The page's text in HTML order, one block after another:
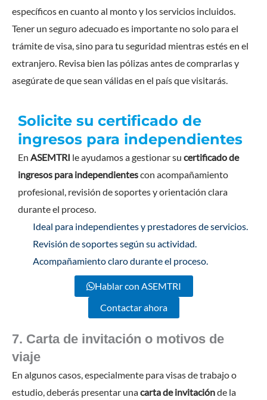
específicos en cuanto al monto y los servicios incluidos.
Tener un seguro adecuado es importante no solo para el
trámite de visa, sino para tu seguridad mientras estés en el
extranjero. Revisa bien las pólizas antes de comprarlas y
asegúrate de que sean válidas en el país que visitarás.
Solicite su certificado de
ingresos para independientes
En ASEMTRI le ayudamos a gestionar su certificado de
ingresos para independientescon acompañamiento
profesional, revisión de soportes y orientación clara
durante el proceso.
Ideal para independientes y prestadores de servicios.
Revisión de soportes según su actividad.
Acompañamiento claro durante el proceso.
Hablar con ASEMTRI
Contactar ahora
7. Carta de invitación o motivos de
viaje
En algunos casos, especialmente para visas de trabajo o
estudio, deberás presentar unacarta de invitaciónde la